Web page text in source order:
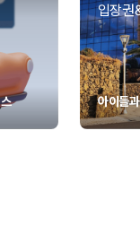
입장권
아이들